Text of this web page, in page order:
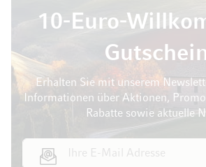
10-Euro-
Erhalten Sie mit unserem
Informationen über Aktionen,
Rabatte sowie aktuelle